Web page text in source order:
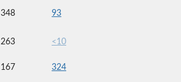
348 93
263 <10
167 324